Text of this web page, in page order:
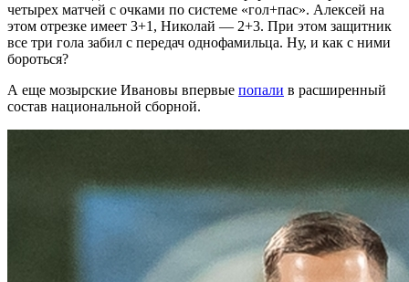
четырех матчей с очками по системе «гол+пас». Алексей на
этом отрезке имеет 3+1, Николай — 2+3. При этом защитник
все три гола забил с передач однофамильца. Ну, и как с ними
бороться?
А еще мозырские Ивановы впервые попали в расширенный
состав национальной сборной.